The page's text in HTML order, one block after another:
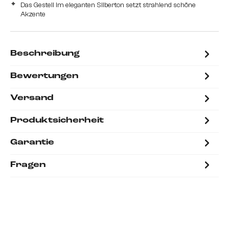
Das Gestell im eleganten Silberton setzt strahlend schöne
Akzente
Beschreibung
Bewertungen
Versand
Produktsicherheit
Garantie
Fragen